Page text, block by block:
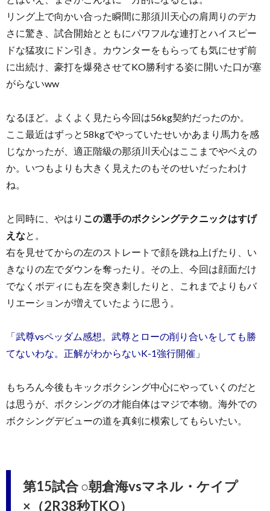
リング上で向かい合った瞬間に那須川天心の肩周りのデカ
さに驚き、試合開始とともにパワフルな連打とハイスピー
ドな猛攻にドン引き。カウンターをもらっても気にせず前
に出続け、豪打を爆発させてKO勝利する姿に開いた口が塞
がらないww
なるほど。よくよく見たら今回は56kg契約だったのか。
ここ最近はずっと58kgでやっていたせいかあまり馬力を感
じなかったが、適正階級の那須川天心はここまでやベえの
か。いつもよりも大きく見えたのもそのせいだったわけ
ね。
と同時に、やはり この選手のボクシングテクニックはすげ
えなと。
右を見せてからの左のストレートで顔を跳ね上げたり、い
きなりの左でダウンを奪ったり。その上、今回は顔面だけ
でなくボディにも左を突き刺したりと、これまでよりもバ
リエーションが増えていたように思う。
「武尊vsペッダム感想。武尊とローの削り合いをしても勝
てないわな。正解がわからないK-1強行開催」
もちろん今後もキックボクシング中心にやっていくのだと
は思うが、ボクシングの才能自体はマジで本物。海外での
ボクシングデビューの道を真剣に模索してもらいたい。
第15試合 ○朝倉海vsマネル・ケイプ
×（2R38秒TKO）